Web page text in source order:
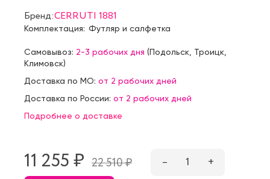
Бренд:CERRUTI 1881
Комплектация: Футляр и салфетка
Самовывоз: 2-3 рабочих дня (Подольск Троицк
Климовск)
Доставка по МО: от 2 рабочих дней
Доставка по России: от 2 рабочих дней
Подробнее о доставке
11 255 ₷ 22 510 ₷ – 1 +